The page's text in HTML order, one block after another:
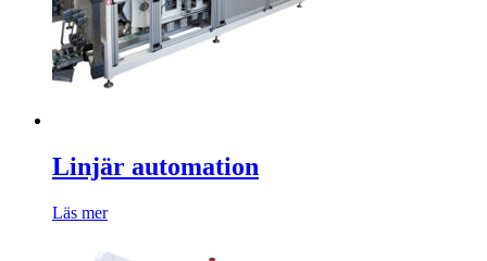
Linjär automation
Läs mer